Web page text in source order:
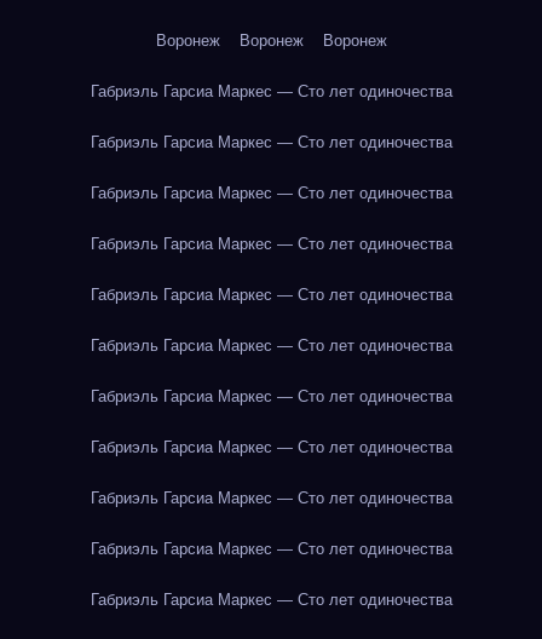
Воронеж Воронеж Воронеж
Габриэль Гарсиа Маркес — Сто лет одиночества
Габриэль Гарсиа Маркес — Сто лет одиночества
Габриэль Гарсиа Маркес — Сто лет одиночества
Габриэль Гарсиа Маркес — Сто лет одиночества
Габриэль Гарсиа Маркес — Сто лет одиночества
Габриэль Гарсиа Маркес — Сто лет одиночества
Габриэль Гарсиа Маркес — Сто лет одиночества
Габриэль Гарсиа Маркес — Сто лет одиночества
Габриэль Гарсиа Маркес — Сто лет одиночества
Габриэль Гарсиа Маркес — Сто лет одиночества
Габриэль Гарсиа Маркес — Сто лет одиночества